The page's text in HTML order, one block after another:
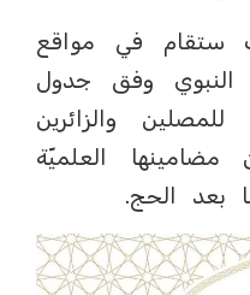
ستقام في مواقع
وفق جدول
والزائرين
العلميّة
بعد الحج.